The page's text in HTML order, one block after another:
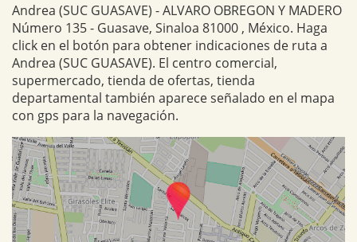
Andrea (SUC GUASAVE) - ALVARO OBREGON Y MADERO
Número 135 - Guasave, Sinaloa 81000 , México. Haga
click en el botón para obtener indicaciones de ruta a
Andrea (SUC GUASAVE). El centro comercial,
supermercado, tienda de ofertas, tienda
departamental también aparece señalado en el mapa
con gps para la navegación.